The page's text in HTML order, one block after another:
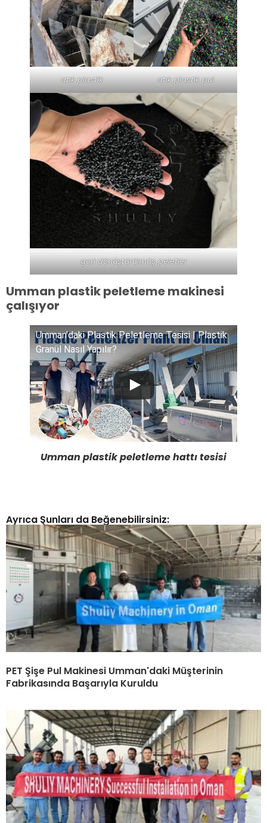
atık plastik atık plastik pul
geri dönüştürülmüş peletler
Umman plastik peletleme makinesi
çalışıyor
Umman'daki Plastik Peletleme Tesisi | Plastik
Granül Nasıl Yapılır?
Umman plastik peletleme hattı tesisi
Ayrıca Şunları da Beğenebilirsiniz:
PET Şişe Pul Makinesi Umman'daki Müşterinin
Fabrikasında Başarıyla Kuruldu